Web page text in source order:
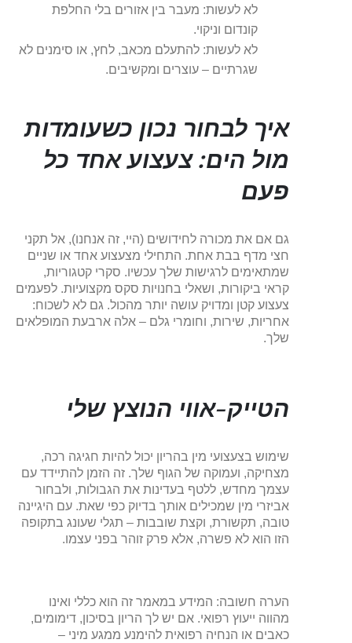
לא לעשות: מעבר בין אזורים בלי החלפת
קונדום וניקוי.
לא לעשות: להתעלם מכאב, לחץ, או סימנים לא
שגרתיים – עוצרים ומקשיבים.
איך לבחור נכון כשעומדות
מול הים: צעצוע אחד כל
פעם
גם אם את מכורה לחידושים (היי, זה אנחנו), אל תקני
חצי מדף בבת אחת. התחילי מצעצוע אחד או שניים
שמתאימים לרגישות שלך עכשיו. סקרי קטגוריות,
קראי ביקורות, ושאלי בחנויות סקס מקצועיות. לפעמים
צעצוע קטן ומדויק עושה יותר מהכול. גם לא לשכוח:
אחריות, שירות, וחומרי גלם – אלה ארבעת המופלאים
שלך.
הטייק-אווי הנוצץ שלי
שימוש בצעצועי מין בהריון יכול להיות חגיגה רכה,
מצחיקה, ועמוקה של הגוף שלך. זה הזמן להתיידד עם
עצמך מחדש, ללטף בעדינות את הגבולות, ולבחור
אביזרי מין שמכילים אותך בדיוק כפי שאת. עם היגיינה
טובה, תקשורת, וקצת שובבות – תגלי שעונג בתקופה
הזו הוא לא פשרה, אלא פרק זוהר בפני עצמו.
הערה חשובה: המידע במאמר זה הוא כללי ואינו
מהווה ייעוץ רפואי. אם יש לך הריון בסיכון, דימומים,
כאבים או הנחיה רפואית להימנע ממגע מיני –